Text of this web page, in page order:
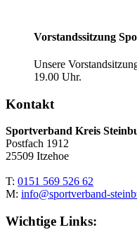
Vorstandssitzung
Unsere
19.00 Uhr.
Kontakt
Sportverband Kreis
Postfach 1912
25509 Itzehoe
T: 0151 569 526 62
M: info@sportverband-
Wichtige Links: